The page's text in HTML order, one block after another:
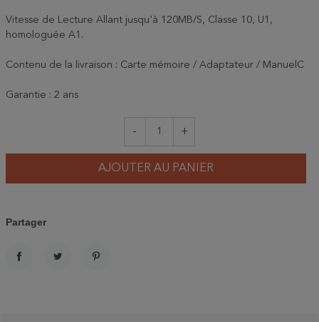
Vitesse de Lecture Allant jusqu'à 120MB/S, Classe 10, U1,
homologuée A1.
Contenu de la livraison : Carte mémoire / Adaptateur / ManuelC
Garantie : 2 ans
- +
AJOUTER AU PANIER
Partager